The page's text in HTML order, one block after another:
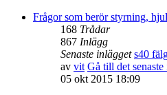
Frågor som berör styrning,
168 Trådar
867 Inlägg
Senaste inlägget s40
av vit Gå till det senaste
05 okt 2015 18:09